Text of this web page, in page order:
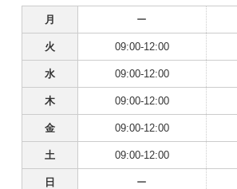
月 ー
火 09:00-12:00
水 09:00-12:00
木 09:00-12:00
金 09:00-12:00
土 09:00-12:00
日 ー